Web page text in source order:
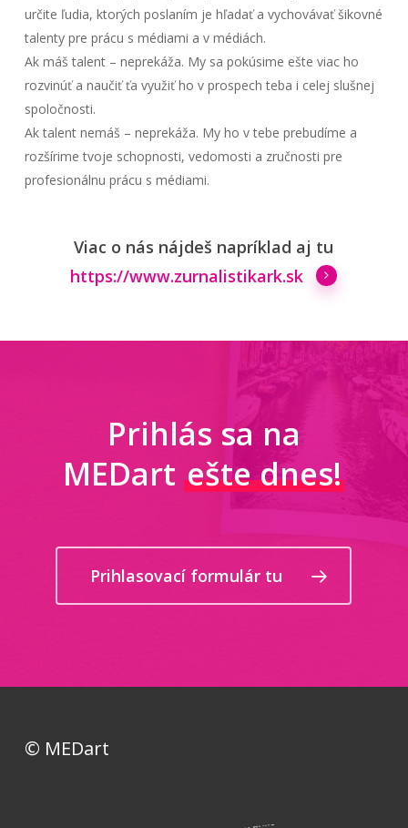
určite ľudia, ktorých poslaním je hľadať a vychovávať šikovné
talenty pre prácu s médiami a v médiách.
Ak máš talent – neprekáža. My sa pokúsime ešte viac ho
rozvinúť a naučiť ťa využiť ho v prospech teba i celej slušnej
spoločnosti.
Ak talent nemáš – neprekáža. My ho v tebe prebudíme a
rozšírime tvoje schopnosti, vedomosti a zručnosti pre
profesionálnu prácu s médiami.
Viac o nás nájdeš napríklad aj tu
https://www.zurnalistikark.sk
Prihlás sa na
MEDartešte dnes!
Prihlasovací formulár tu
© MEDart